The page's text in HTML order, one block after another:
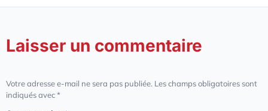
Laisser un commentaire
Votre adresse e-mail ne sera pas publiée. Les champs obligatoires sont
indiqués avec*